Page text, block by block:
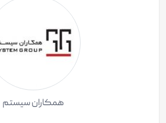
همکاران سیستم